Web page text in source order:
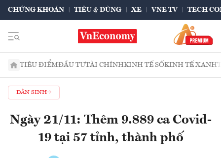
CHỨNG KHOÁN TIÊU & DÙNG XE VNE TV TECH
TIÊU ĐIỂMĐẦU TƯTÀI CHÍNHKINH TẾ SỐKINH TẾ XANH
DÂN SINH
Ngày 21/11: Thêm 9.889 ca Covid-
19 tại 57 tỉnh, thành phố